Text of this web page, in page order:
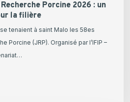
Porcine 2026 : un
la filière
tenaient à saint Malo les 58es
Porcine (JRP). Organisé par l’IFIP –